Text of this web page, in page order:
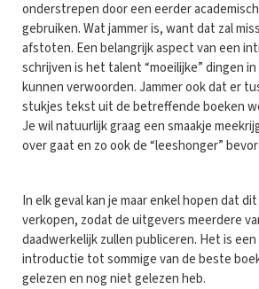
onderstrepen door een eerder
gebruiken. Wat jammer is, want dat zal
afstoten. Een belangrijk aspect van een
schrijven is het talent “moeilijke” dingen
kunnen verwoorden. Jammer ook dat er
stukjes tekst uit de betreffende boeken
Je wil natuurlijk graag een smaakje
over gaat en zo ook de “leeshonger”
In elk geval kan je maar enkel hopen dat
verkopen, zodat de uitgevers meerdere
daadwerkelijk zullen publiceren. Het is
introductie tot sommige van de beste
gelezen en nog niet gelezen heb.